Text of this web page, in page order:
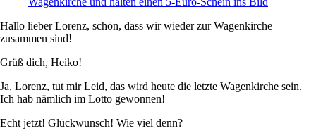
Hallo lieber Lorenz, schön, dass wir wieder zur Wagenkirche
zusammen sind!
Grüß dich, Heiko!
Ja, Lorenz, tut mir Leid, das wird heute die letzte Wagenkirche sein.
Ich hab nämlich im Lotto gewonnen!
Echt jetzt! Glückwunsch! Wie viel denn?